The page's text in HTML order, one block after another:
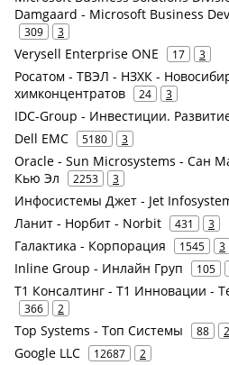
Damgaard - Microsoft Business
309 3
Verysell Enterprise ONE 17 3
Росатом - ТВЭЛ - НЗХК -
химконцентратов
24 3
IDC-Group - Инвестиции.
Dell EMC 5180 3
Oracle - Sun Microsystems - Сан
Кью Эл
2253 3
Инфосистемы Джет - Jet
Ланит - Норбит - Norbit 431 3
Галактика - Корпорация 1545 3
Inline Group - Инлайн Груп 105
Т1 Консалтинг - Т1 Инновации -
366 2
Top Systems - Топ Системы 88 2
Google LLC 12687 2